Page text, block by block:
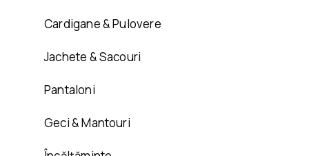
Cardigane & Pulovere
Jachete & Sacouri
Pantaloni
Geci & Mantouri